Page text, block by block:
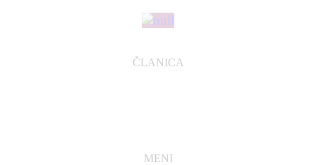
ČLANICA
MENI